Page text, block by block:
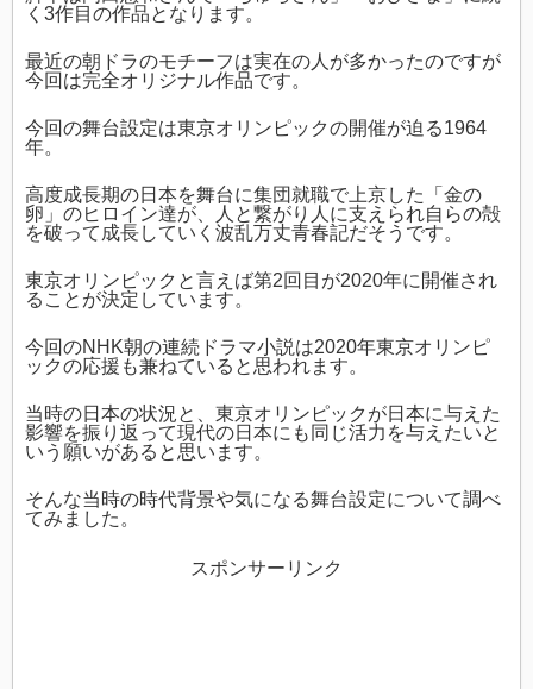
く3作目の作品となります。
最近の朝ドラのモチーフは実在の人が多かったのですが
今回は完全オリジナル作品です。
今回の舞台設定は東京オリンピックの開催が迫る1964
年。
高度成長期の日本を舞台に集団就職で上京した「金の
卵」のヒロイン達が、人と繋がり人に支えられ自らの殻
を破って成長していく波乱万丈青春記だそうです。
東京オリンピックと言えば第2回目が2020年に開催され
ることが決定しています。
今回のNHK朝の連続ドラマ小説は2020年東京オリンピ
ックの応援も兼ねていると思われます。
当時の日本の状況と、東京オリンピックが日本に与えた
影響を振り返って現代の日本にも同じ活力を与えたいと
いう願いがあると思います。
そんな当時の時代背景や気になる舞台設定について調べ
てみました。
スポンサーリンク